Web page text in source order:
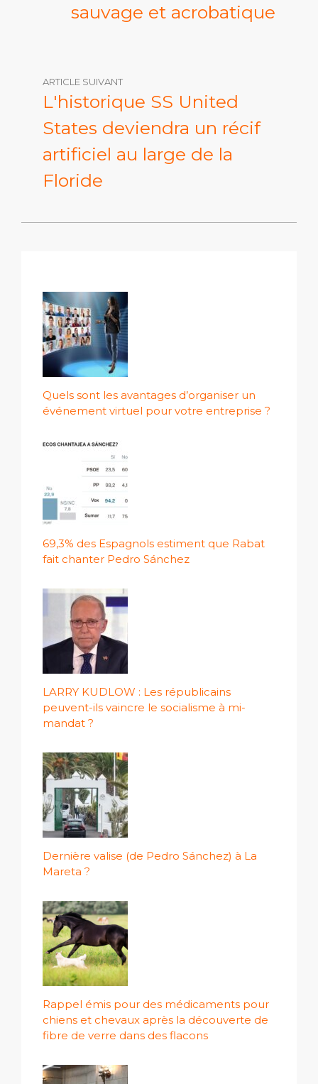
sauvage et acrobatique
ARTICLE SUIVANT
L'historique SS United
States deviendra un récif
artificiel au large de la
Floride
Quels sont les avantages d’organiser un
événement virtuel pour votre entreprise ?
69,3% des Espagnols estiment que Rabat
fait chanter Pedro Sánchez
LARRY KUDLOW : Les républicains
peuvent-ils vaincre le socialisme à mi-
mandat ?
Dernière valise (de Pedro Sánchez) à La
Mareta ?
Rappel émis pour des médicaments pour
chiens et chevaux après la découverte de
fibre de verre dans des flacons